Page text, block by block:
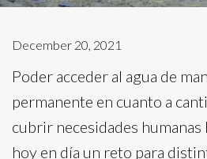
December 20, 2021
Poder acceder al agua de
permanente en cuanto a
cubrir necesidades
hoy en día un reto para